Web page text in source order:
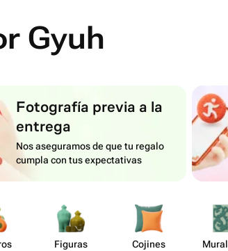
Gyuh
Fotografía previa a la
entrega
Nos aseguramos de que tu regalo
cumpla con tus expectativas
Figuras Cojines